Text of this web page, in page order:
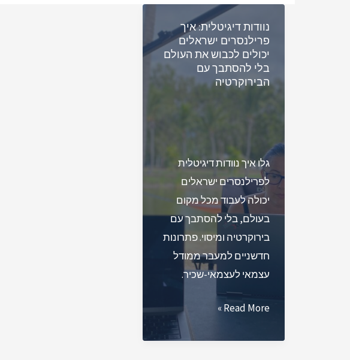
נוודות דיגיטלית: איך
פרילנסרים ישראלים
יכולים לכבוש את העולם
בלי להסתבך עם
הבירוקרטיה
גלו איך נוודות דיגיטלית
לפרילנסרים ישראלים
יכולה לעבוד מכל מקום
בעולם, בלי להסתבך עם
בירוקרטיה ומיסוי. פתרונות
חדשניים למעבר ממודל
עצמאי לעצמאי-שכיר.
נוודות
איך
Read More »